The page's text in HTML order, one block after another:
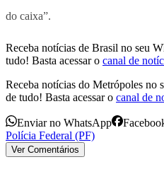
do caixa”.
Receba notícias de Brasil no seu
tudo! Basta acessar o canal de
Receba notícias do Metrópoles no
de tudo! Basta acessar o canal de
Enviar no WhatsApp
Polícia Federal (PF)
Ver Comentários